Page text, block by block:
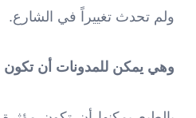
ولم تحدث تغييراً في الشارع.
وهي يمكن للمدونات أن تكون